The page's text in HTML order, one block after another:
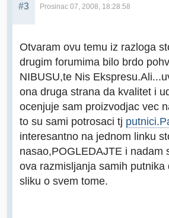
#3 Prosinac 07, 2008, 18:28:58
Otvaram ovu temu iz razloga
drugim forumima bilo brdo
NIBUSU,te Nis
ona druga strana da kvalitet i
ocenjuje sam proizvodjac vec
to su sami potrosaci tj
interesantno na jednom linku
nasao,POGLEDAJTE i nadam
ova razmisljanja samih putnika
sliku o svem tome.